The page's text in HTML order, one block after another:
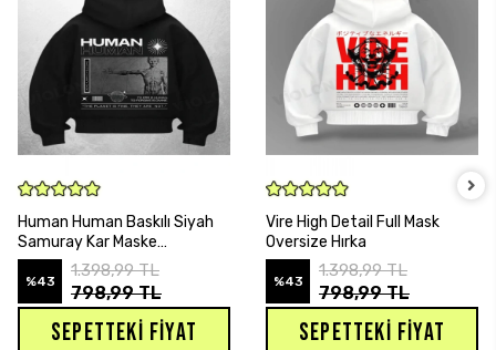
Human Human Baskılı Siyah
Samuray Kar Maske
Sweatshirt Hırka
%43
1.398,99 TL
798,99 TL
SEPETTEKI FIYAT
Vire High Detail Full Mask
Oversize Hırka
%43
1.398,99 TL
798,99 TL
SEPETTEKI FIYAT